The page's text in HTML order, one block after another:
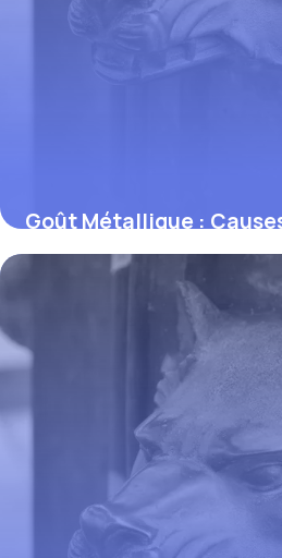
Goût Métallique :
Efficaces